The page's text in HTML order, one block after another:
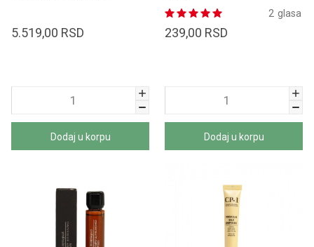
5.519,00 RSD
Dodaj u korpu
glasa
2
239,00 RSD
Dodaj u korpu